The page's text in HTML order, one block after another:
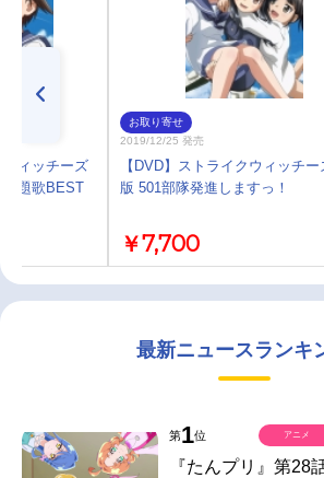
ィッチーズ
題歌BEST
お取り寄せ
2019/12/25 発売
【DVD】ストライクウィッチ
版 501部隊発進しますっ！
￥7,700
最新ニュースランキ
第1位
『たんプリ』第28
アニメ